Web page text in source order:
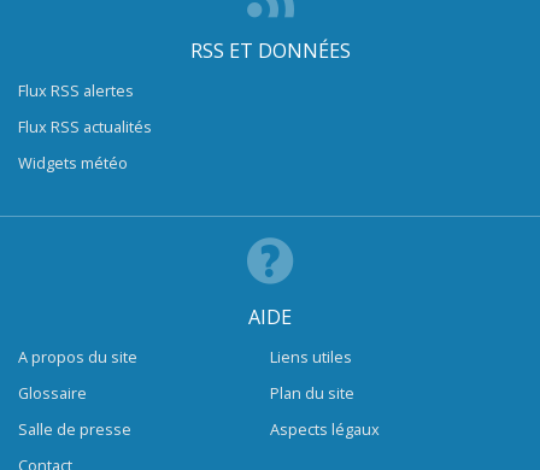
RSS ET DONNÉES
Flux RSS alertes
Flux RSS actualités
Widgets météo
AIDE
A propos du site
Glossaire
Salle de presse
Contact
Liens utiles
Plan du site
Aspects légaux